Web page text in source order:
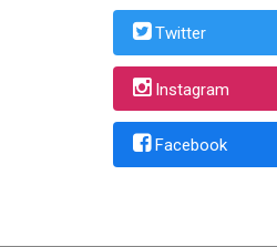
Twitter
Instagram
Facebook